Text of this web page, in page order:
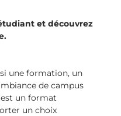
et découvrez
une formation, un
de campus
un format
un choix